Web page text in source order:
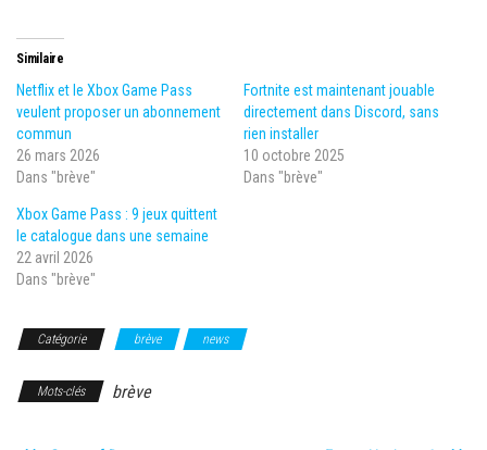
Similaire
Netflix et le Xbox Game Pass
veulent proposer un abonnement
commun
26 mars 2026
Dans "brève"
Fortnite est maintenant jouable
directement dans Discord, sans
rien installer
10 octobre 2025
Dans "brève"
Xbox Game Pass : 9 jeux quittent
le catalogue dans une semaine
22 avril 2026
Dans "brève"
Catégorie brève news
Mots-clés brève